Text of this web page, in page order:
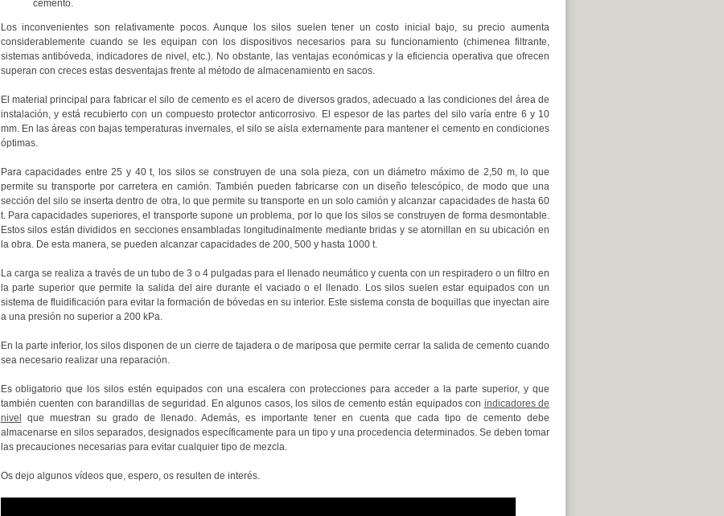
cemento.
Los inconvenientes son relativamente pocos. Aunque los silos suelen tener un costo inicial bajo, su precio aumenta
considerablemente cuando se les equipan con los dispositivos necesarios para su funcionamiento (chimenea filtrante,
sistemas antibóveda, indicadores de nivel, etc.). No obstante, las ventajas económicas y la eficiencia operativa que ofrecen
superan con creces estas desventajas frente al método de almacenamiento en sacos.
El material principal para fabricar el silo de cemento es el acero de diversos grados, adecuado a las condiciones del área de
instalación, y está recubierto con un compuesto protector anticorrosivo. El espesor de las partes del silo varía entre 6 y 10
mm. En las áreas con bajas temperaturas invernales, el silo se aísla externamente para mantener el cemento en condiciones
óptimas.
Para capacidades entre 25 y 40 t, los silos se construyen de una sola pieza, con un diámetro máximo de 2,50 m, lo que
permite su transporte por carretera en camión. También pueden fabricarse con un diseño telescópico, de modo que una
sección del silo se inserta dentro de otra, lo que permite su transporte en un solo camión y alcanzar capacidades de hasta 60
t. Para capacidades superiores, el transporte supone un problema, por lo que los silos se construyen de forma desmontable.
Estos silos están divididos en secciones ensambladas longitudinalmente mediante bridas y se atornillan en su ubicación en
la obra. De esta manera, se pueden alcanzar capacidades de 200, 500 y hasta 1000 t.
La carga se realiza a través de un tubo de 3 o 4 pulgadas para el llenado neumático y cuenta con un respiradero o un filtro en
la parte superior que permite la salida del aire durante el vaciado o el llenado. Los silos suelen estar equipados con un
sistema de fluidificación para evitar la formación de bóvedas en su interior. Este sistema consta de boquillas que inyectan aire
a una presión no superior a 200 kPa.
En la parte inferior, los silos disponen de un cierre de tajadera o de mariposa que permite cerrar la salida de cemento cuando
sea necesario realizar una reparación.
Es obligatorio que los silos estén equipados con una escalera con protecciones para acceder a la parte superior, y que
también cuenten con barandillas de seguridad. En algunos casos, los silos de cemento están equipados con indicadores de
nivel
que muestran su grado de llenado. Además, es importante tener en cuenta que cada tipo de cemento debe
almacenarse en silos separados, designados específicamente para un tipo y una procedencia determinados. Se deben tomar
las precauciones necesarias para evitar cualquier tipo de mezcla.
Os dejo algunos vídeos que, espero, os resulten de interés.